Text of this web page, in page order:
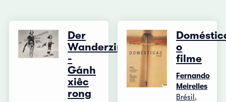
Der
Wanderzirkus
-
Gánh
xiêc
rong
o
filme
Fernando
Meirelles
Brésil,